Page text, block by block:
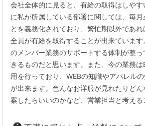
会社全体的に見ると、有給の取得はしや
に私が所属している部署に関しては、毎月
とを義務化されており、繁忙期以外であ
全員が有給を取得することが出来ています
のメンバー業務のサポートする体制が整
きるものだと思います。また、今の業務
用を行っており、WEBの知識やアパレル
が出来ます。色んなお洋服が見れたりど
案したらいいのかなど、営業担当と考える